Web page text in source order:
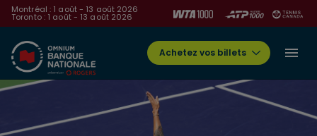
Montréal : 1 août - 13 août 2026
Toronto : 1 août - 13 août 2026
Achetez vos billets